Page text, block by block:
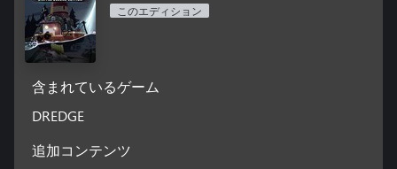
このエディション
含まれているゲーム
DREDGE
追加コンテンツ